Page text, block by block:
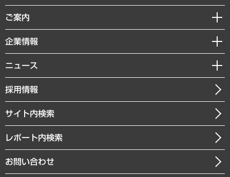
組織・人事戦略
デジタルイノベーション
共生・ダイバーシティ
GRC（ガバナンス・リスク・コンプライアンス）・防災（政策）
経済・産業・雇用・労働
まちづくり・観光・交通・スポーツ・スマートシティ
自然資源・農林水産業・食料システム
経済調査
レポート
コラム
経営用語集
受託・受注実績（官公庁関連）
メディア掲載・出演
ご案内
セミナー・イベント情報
MUFGビジネスセミナー
受託案件情報
企業情報
私たちの想い
社長メッセージ
会社概要
沿革
組織図・本部部室紹介
インドネシア現地法人
ニュース
ニュースリリース
お知らせ
採用情報
サイト内検索
レポート内検索
お問い合わせ